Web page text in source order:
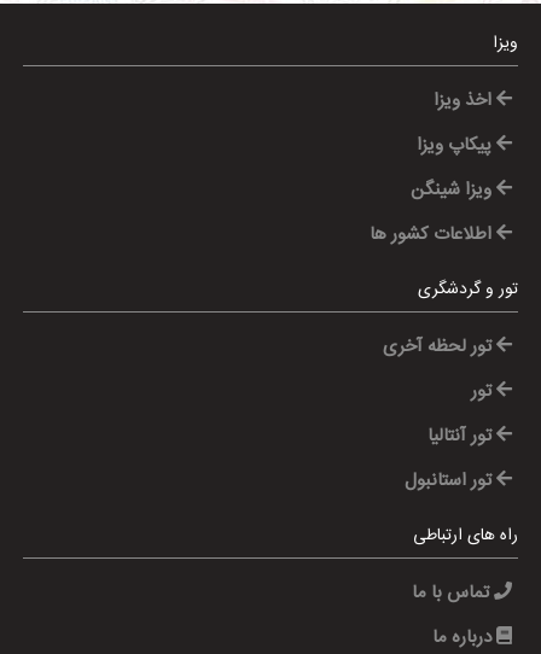
ویزا
اخذ ویزا
پیکاپ ویزا
ویزا شینگن
اطلاعات کشور ها
تور و گردشگری
تور لحظه آخری
تور
تور آنتالیا
تور استانبول
راه های ارتباطی
تماس با ما
درباره ما